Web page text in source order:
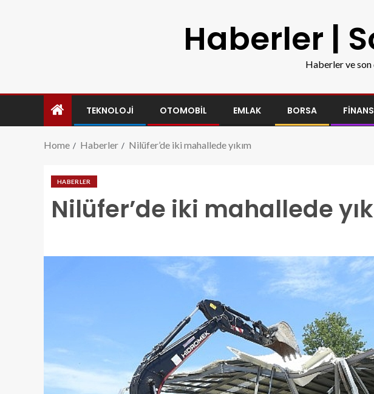
Haberler |
Haberler ve
TEKNOLOJI OTOMOBIL EMLAK BORSA FINANS
Home Haberler Nilüfer’de iki mahallede yıkım
HABERLER
Nilüfer’de iki mahallede